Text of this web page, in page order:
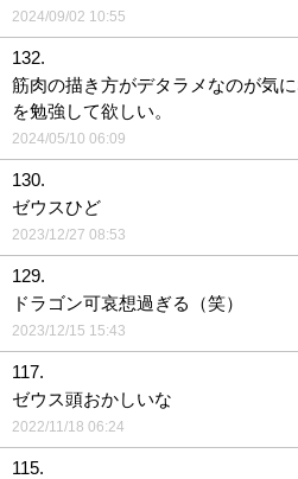
2024/09/02 10:55
132.
筋肉の描き方がデタラメなのが気
を勉強して欲しい。
2024/05/10 06:09
130.
ゼウスひど
2023/12/27 08:53
129.
ドラゴン可哀想過ぎる（笑）
2023/12/15 15:43
117.
ゼウス頭おかしいな
2022/11/18 06:24
115.